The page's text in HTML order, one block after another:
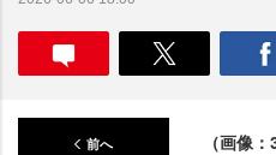
前へ （画像：